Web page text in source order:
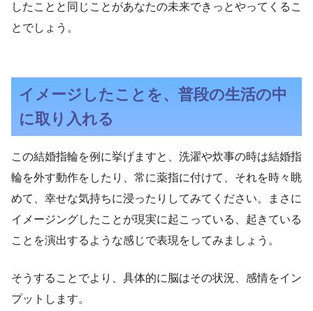
したことと同じことがあなたの未来できっとやってくるこ
とでしょう。
イメージしたことを、普段の生活の中
に取り入れる
この結婚指輪を例に挙げますと、洗濯や炊事の時は結婚指
輪を外す動作をしたり、常に薬指に付けて、それを時々眺
めて、幸せな気持ちに浸ったりしてみてください。まさに
イメージングしたことが現実に起こっている、起きている
ことを演出するような感じで表現をしてみましょう。
そうすることでより、具体的に脳はその状況、感情をイン
プットします。